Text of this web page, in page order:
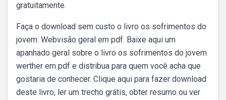
gratuitamente.
Faça o download sem custo o livro os sofrimentos do
jovem. Webvisão geral em pdf. Baixe aqui um
apanhado geral sobre o livro os sofrimentos do jovem
werther em pdf e distribua para quem você acha que
gostaria de conhecer. Clique aqui para fazer download
deste livro, ler um trecho grátis, obter resumo ou ver